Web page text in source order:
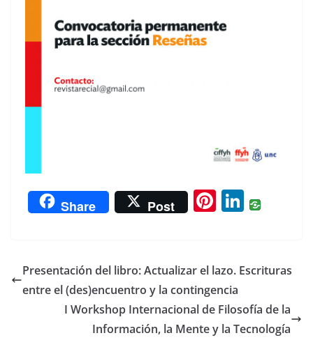
Share Post Pi
nt
e
st
Li
e
n
Presentación del libro: Actualizar el lazo. Escrituras
entre el (des)encuentro y la contingencia
I Workshop Internacional de Filosofía de la
Información, la Mente y la Tecnología